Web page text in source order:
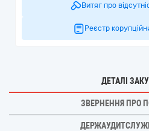
Витяг про
Реєстр
ДЕТАЛІ
ЗВЕРНЕННЯ ПРО